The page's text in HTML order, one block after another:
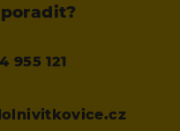
955 121